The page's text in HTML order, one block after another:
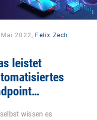
Mai 2022, Felix Zech
leistet
wissen es